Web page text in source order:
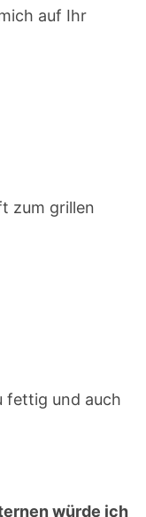
auf Ihr
zum grillen
fettig und auch
würde ich